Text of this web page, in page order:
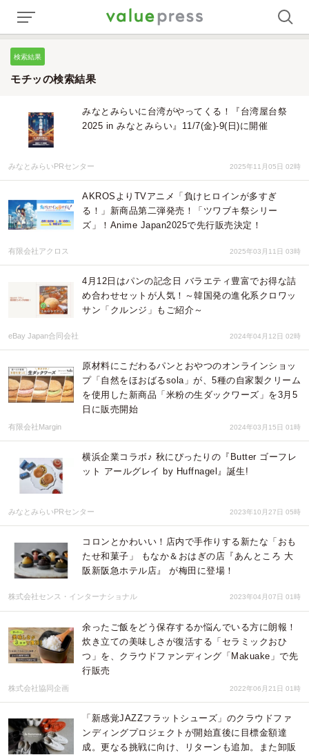
検索結果
モチッの検索結果
みなとみらいに台湾がやってくる！『台湾屋台祭
2025 in みなとみらい』11/7(金)-9(日)に開催
みなとみらいPRセンター 2025年11月05日 02時
AKROSよりTVアニメ「負けヒロインが多すぎ
る！」新商品第二弾発売！「ツワブキ祭シリー
ズ」！Anime Japan2025で先行販売決定！
有限会社アクロス 2025年03月11日 03時
4月12日はパンの記念日 バラエティ豊富でお得な詰
め合わせセットが人気！～韓国発の進化系クロワッ
サン「クルンジ」もご紹介～
eBay Japan合同会社 2024年04月12日 02時
原材料にこだわるパンとおやつのオンラインショッ
プ「自然をほおばるsola」が、5種の自家製クリーム
を使用した新商品「米粉の生ダックワーズ」を3月5
日に販売開始
有限会社Margin 2024年03月15日 01時
横浜企業コラボ♪ 秋にぴったりの『Butter ゴーフレ
ット アールグレイ by Huffnagel』誕生!
みなとみらいPRセンター 2023年10月27日 05時
コロンとかわいい！店内で手作りする新たな「おも
たせ和菓子」 もなか＆おはぎの店『あんところ 大
阪新阪急ホテル店』 が梅田に登場！
株式会社センス・インターナショナル 2023年04月07日 01時
余ったご飯をどう保存するか悩んでいる方に朗報！
炊き立ての美味しさが復活する「セラミックおひ
つ」を、クラウドファンディング「Makuake」で先
行販売
株式会社協同企画 2022年06月21日 01時
「新感覚JAZZフラットシューズ」のクラウドファ
ンディングプロジェクトが開始直後に目標金額達
成。更なる挑戦に向け、リターンも追加。また卸販